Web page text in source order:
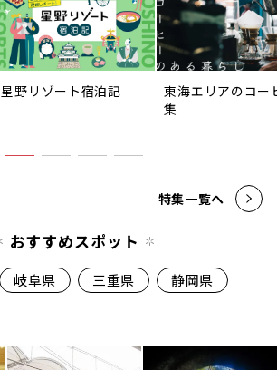
星野リゾート宿泊記
東海エリアのコー
集
特集一覧へ
おすすめスポット
岐阜県 三重県 静岡県